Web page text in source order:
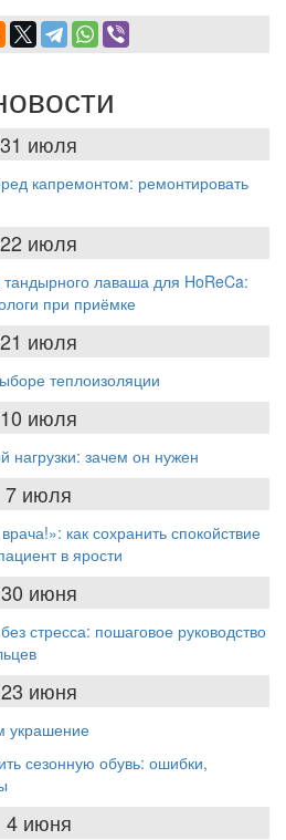
31 июля
капремонтом: ремонтировать
22 июля
тандырного лаваша для HoReCa:
при приёмке
21 июля
теплоизоляции
10 июля
нагрузки: зачем он нужен
7 июля
как сохранить спокойствие
в ярости
30 июня
стресса: пошаговое руководство
23 июня
украшение
сезонную обувь: ошибки,
4 июня